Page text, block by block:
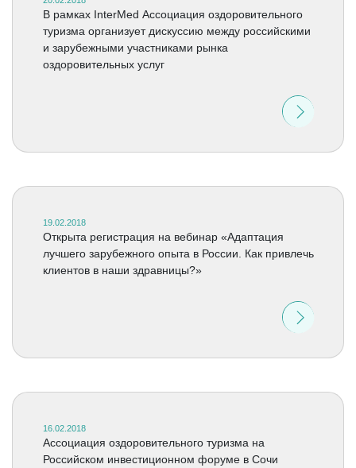
В рамках InterMed Ассоциация оздоровительного
туризма организует дискуссию между российскими
и зарубежными участниками рынка
оздоровительных услуг
19.02.2018
Открыта регистрация на вебинар «Адаптация
лучшего зарубежного опыта в России. Как привлечь
клиентов в наши здравницы?»
16.02.2018
Ассоциация оздоровительного туризма на
Российском инвестиционном форуме в Сочи